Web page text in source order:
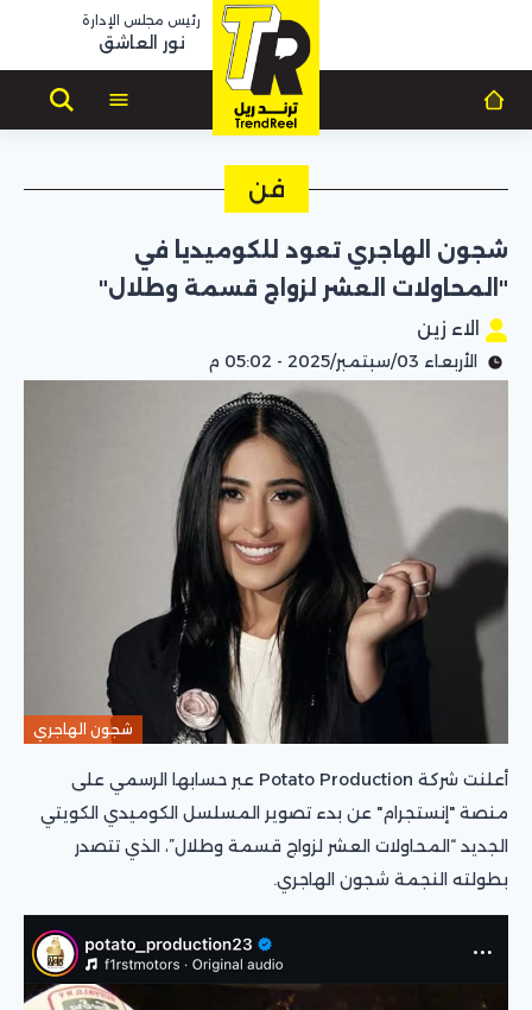
رئيس مجلس الإدارة
نور العاشق
فن
شجون الهاجري تعود للكوميديا في
"المحاولات العشر لزواج قسمة وطلال"
الاء زين
الأربعاء 03/سبتمبر/2025 - 05:02 م
شجون الهاجري
أعلنت شركة Potato Production عبر حسابها الرسمي على
منصة "إنستجرام" عن بدء تصوير المسلسل الكوميدي الكويتي
الجديد “المحاولات العشر لزواج قسمة وطلال”، الذي تتصدر
بطولته النجمة شجون الهاجري.